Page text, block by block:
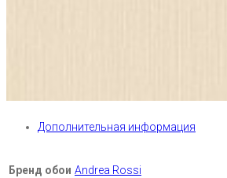
Дополнительная информация
Бренд обои Andrea Rossi